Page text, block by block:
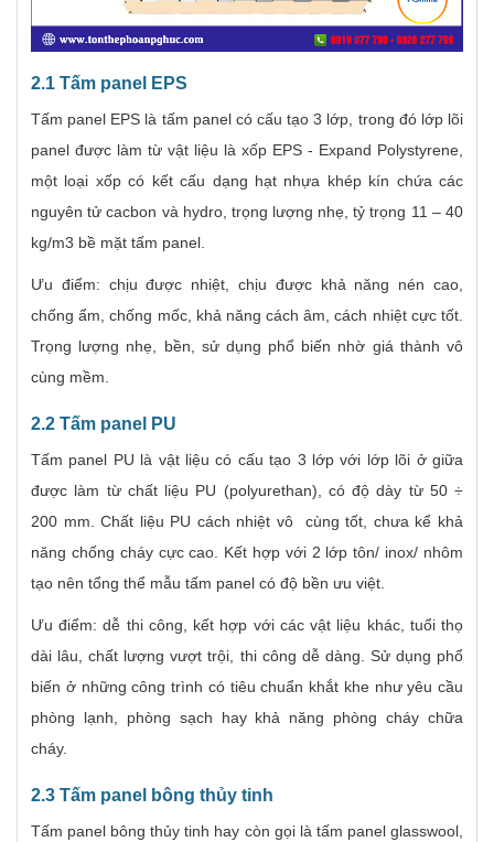
2.1 Tấm panel EPS
Tấm panel EPS là tấm panel có cấu tạo 3 lớp, trong đó lớp lõi
panel được làm từ vật liệu là xốp EPS - Expand Polystyrene,
một loại xốp có kết cấu dạng hạt nhựa khép kín chứa các
nguyên tử cacbon và hydro, trọng lượng nhẹ, tỷ trọng 11 – 40
kg/m3 bề mặt tấm panel.
Ưu điểm: chịu được nhiệt, chịu được khả năng nén cao,
chống ẩm, chống mốc, khả năng cách âm, cách nhiệt cực tốt.
Trọng lượng nhẹ, bền, sử dụng phổ biến nhờ giá thành vô
cùng mềm.
2.2 Tấm panel PU
Tấm panel PU là vật liệu có cấu tạo 3 lớp với lớp lõi ở giữa
được làm từ chất liệu PU (polyurethan), có độ dày từ 50 ÷
200 mm. Chất liệu PU cách nhiệt vô cùng tốt, chưa kể khả
năng chống cháy cực cao. Kết hợp với 2 lớp tôn/ inox/ nhôm
tạo nên tổng thể mẫu tấm panel có độ bền ưu việt.
Ưu điểm: dễ thi công, kết hợp với các vật liệu khác, tuổi thọ
dài lâu, chất lượng vượt trội, thi công dễ dàng. Sử dụng phổ
biến ở những công trình có tiêu chuẩn khắt khe như yêu cầu
phòng lạnh, phòng sạch hay khả năng phòng cháy chữa
cháy.
2.3 Tấm panel bông thủy tinh
Tấm panel bông thủy tinh hay còn gọi là tấm panel glasswool,